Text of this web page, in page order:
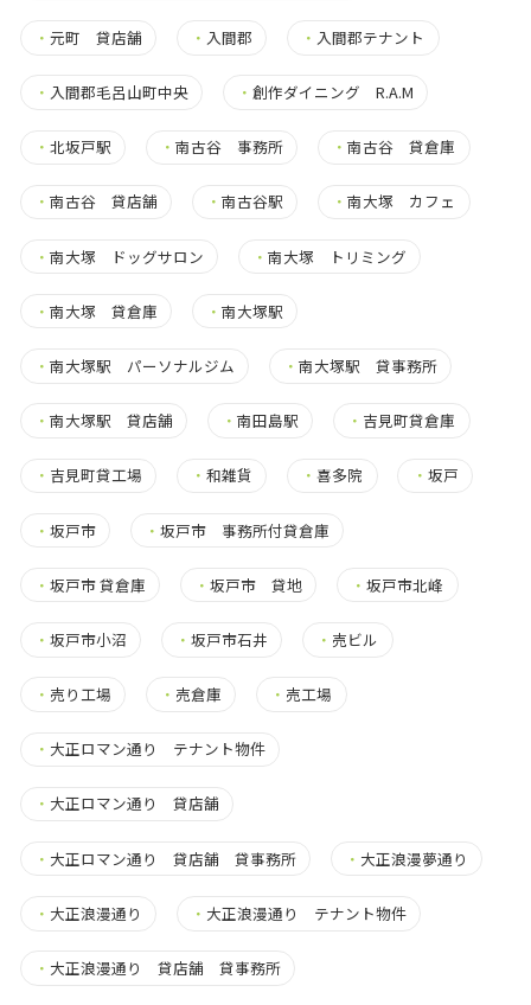
・ 元町 貸店舗 ・ 入間郡 ・ 入間郡テナント
・ 入間郡毛呂山町中央 ・創作ダイニング R.A.M
・ 北坂戸駅 ・南古谷 事務所 ・南古谷 貸倉庫
・ 南古谷 貸店舗 ・南古谷駅 ・南大塚 カフェ
・ 南大塚 ドッグサロン ・南大塚 トリミング
・ 南大塚 貸倉庫 ・南大塚駅
・ 南大塚駅 パーソナルジム ・南大塚駅 貸事務所
・ 南大塚駅 貸店舗 ・南田島駅 ・ 吉見町貸倉庫
・ 吉見町貸工場 ・和雑貨 ・喜多院 ・ 坂戸
・ 坂戸市 ・坂戸市 事務所付貸倉庫
・ 坂戸市 貸倉庫 ・坂戸市 貸地 ・坂戸市北峰
・ 坂戸市小沼 ・坂戸市石井 ・ 売ビル
・ 売り工場 ・ 売倉庫 ・ 売工場
・ 大正ロマン通り テナント物件
・ 大正ロマン通り 貸店舗
・ 大正ロマン通り 貸店舗 貸事務所 ・ 大正浪漫夢通り
・ 大正浪漫通り ・ 大正浪漫通り テナント物件
・ 大正浪漫通り 貸店舗 貸事務所